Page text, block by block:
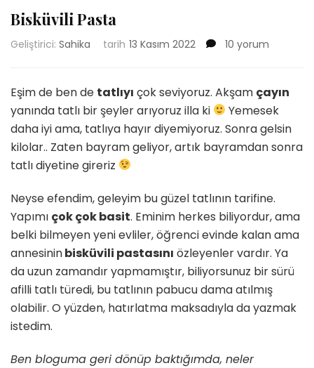
Bisküvili Pasta
Geliştirici: Sahika tarih 13 Kasım 2022
Bisküvili
10 yorum
Eşim de ben de tatlıyı çok seviyoruz. Akşam çayın
yanında tatlı bir şeyler arıyoruz illa ki
Yemesek
daha iyi ama, tatlıya hayır diyemiyoruz. Sonra gelsin
kilolar.. Zaten bayram geliyor, artık bayramdan sonra
tatlı diyetine gireriz
Neyse efendim, geleyim bu güzel tatlının tarifine.
Yapımı çok çok basit. Eminim herkes biliyordur, ama
belki bilmeyen yeni evliler, öğrenci evinde kalan ama
annesininbisküvili pastasını özleyenler vardır. Ya
da uzun zamandır yapmamıştır, biliyorsunuz bir sürü
afilli tatlı türedi, bu tatlının pabucu dama atılmış
olabilir. O yüzden, hatırlatma maksadıyla da yazmak
istedim.
Ben bloguma geri dönüp baktığımda, neler